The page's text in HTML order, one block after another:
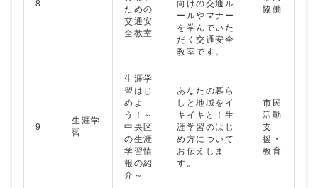
8
ための
交通安
全教室
向けの交通ル
ールやマナー
を学んでいた
だく交通安全
教室です。
協働
9
生涯学
習
生涯学
習はじ
めよ
う！～
中央区
の生涯
学習情
報の紹
介～
あなたの暮ら
しと地域をイ
キイキと！生
涯学習のはじ
め方について
お伝えしま
す。
市民
活動
支
援・
教育